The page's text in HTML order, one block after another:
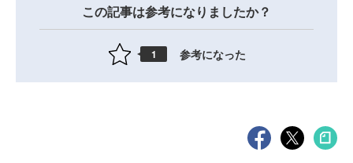
この記事は参考になりましたか？
1 参考になった